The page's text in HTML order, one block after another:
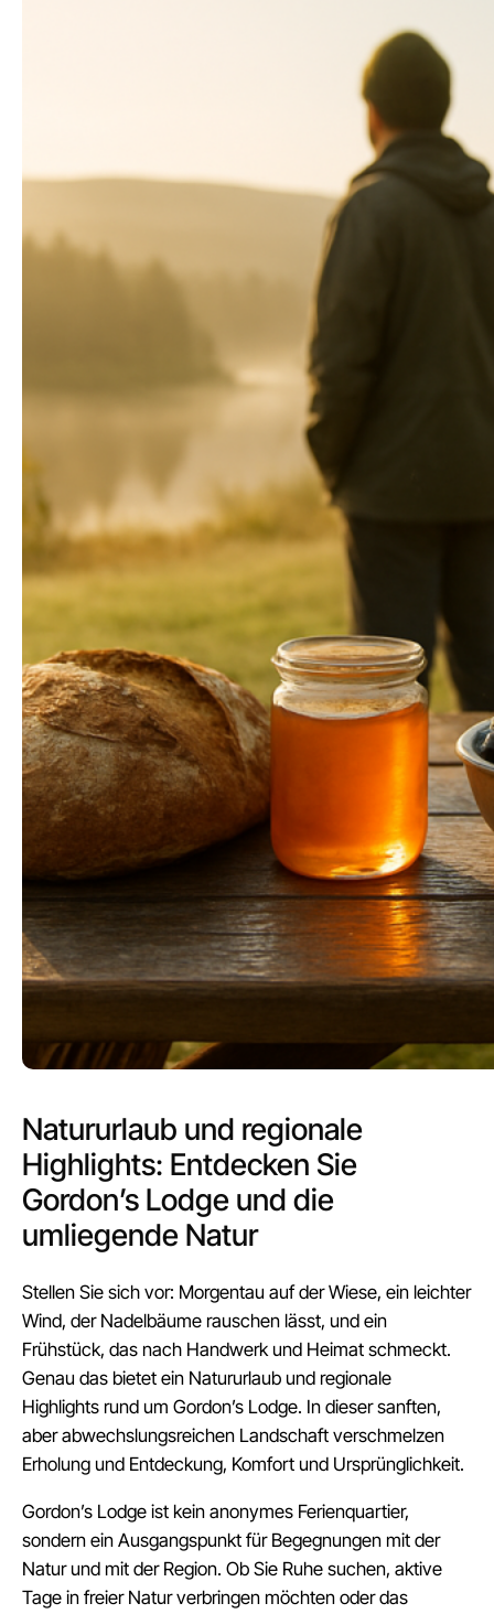
Natururlaub und regionale
Highlights: Entdecken Sie
Gordon’s Lodge und die
umliegende Natur
Stellen Sie sich vor: Morgentau auf der Wiese, ein leichter
Wind, der Nadelbäume rauschen lässt, und ein
Frühstück, das nach Handwerk und Heimat schmeckt.
Genau das bietet ein Natururlaub und regionale
Highlights rund um Gordon’s Lodge. In dieser sanften,
aber abwechslungsreichen Landschaft verschmelzen
Erholung und Entdeckung, Komfort und Ursprünglichkeit.
Gordon’s Lodge ist kein anonymes Ferienquartier,
sondern ein Ausgangspunkt für Begegnungen mit der
Natur und mit der Region. Ob Sie Ruhe suchen, aktive
Tage in freier Natur verbringen möchten oder das